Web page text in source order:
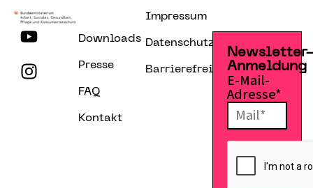
Downloads
Presse
FAQ
Kontakt
Impressum
Datenschutzerklärung
Barrierefreiheitserklärung
Anmeldung
E-Mail-
Adresse*